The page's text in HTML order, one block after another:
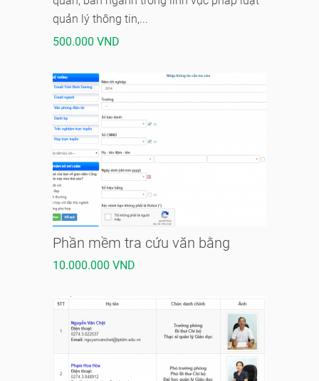
quản lý thông tin,...
500.000 VND
Phần mềm tra cứu văn bằng
10.000.000 VND